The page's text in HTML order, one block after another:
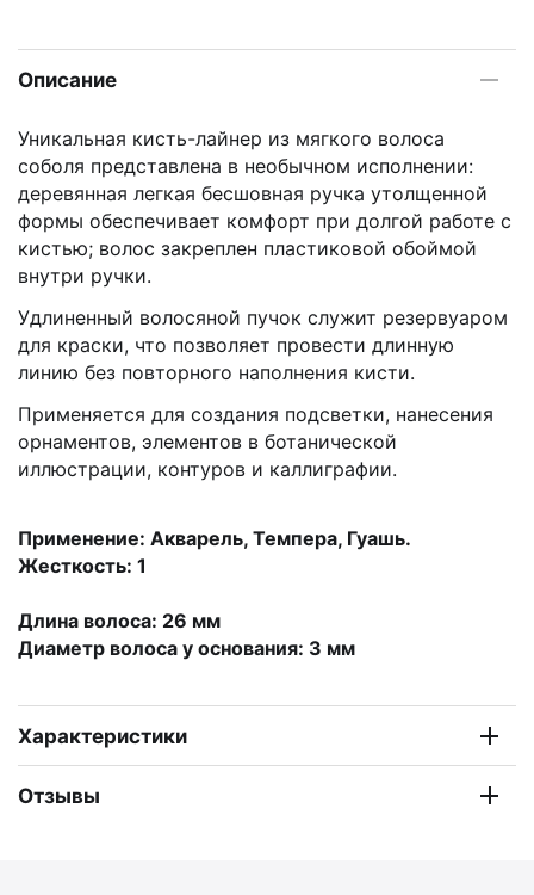
Описание
Уникальная кисть-лайнер из мягкого волоса
соболя представлена в необычном исполнении:
деревянная легкая бесшовная ручка утолщенной
формы обеспечивает комфорт при долгой работе с
кистью; волос закреплен пластиковой обоймой
внутри ручки.
Удлиненный волосяной пучок служит резервуаром
для краски, что позволяет провести длинную
линию без повторного наполнения кисти.
Применяется для создания подсветки, нанесения
орнаментов, элементов в ботанической
иллюстрации, контуров и каллиграфии.
Применение: Акварель, Темпера, Гуашь.
Жесткость: 1
Длина волоса: 26 мм
Диаметр волоса у основания: 3 мм
Характеристики
Отзывы